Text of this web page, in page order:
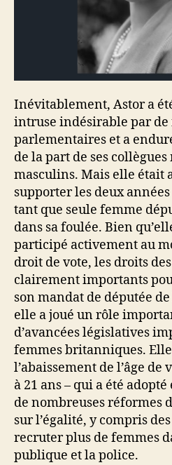
Inévitablement, Astor a
intruse indésirable par
parlementaires et a
de la part de ses
masculins. Mais elle était
supporter les deux années
tant que seule femme
dans sa foulée. Bien
participé activement au
droit de vote, les droits
clairement importants
son mandat de députée
elle a joué un rôle
d’avancées législatives
femmes britanniques.
l’abaissement de l’âge de
à 21 ans – qui a été
de nombreuses réformes
sur l’égalité, y compris
recruter plus de femmes
publique et la police.